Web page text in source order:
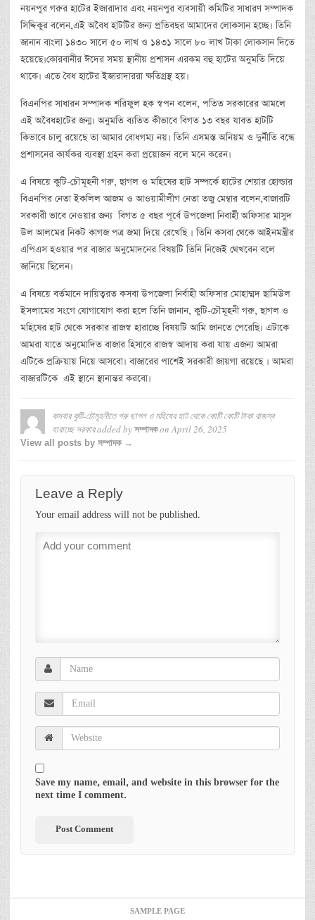
নয়নপুর গরুর হাটের ইজারাদার এবং নয়নপুর ব্যবসায়ী কমিটির সাধারণ সম্পাদক
সিদ্দিকুর বলেন,এই অবৈধ হাটটির জন্য প্রতিবছর আমাদের লোকসান হচ্ছে। তিনি
জানান বাংলা ১৪৩০ সালে ৫০ লাখ ও ১৪৩১ সালে ৮০ লাখ টাকা লোকসান দিতে
হয়েছে।কোরবানীর ঈদের সময় স্থানীয় প্রশাসন এরকম বহু হাটের অনুমতি দিয়ে
থাকে। এতে বৈধ হাটের ইজারাদাররা ক্ষতিগ্রস্থ হয়।
বিএনপির সাধারন সম্পাদক শরিফুল হক স্বপন বলেন, পতিত সরকারের আমলে
এই অবৈধহাটের জন্ম। অনুমতি ব্যতিত কীভাবে বিগত ১৩ বছর যাবত হাটটি
কিভাবে চালু রয়েছে তা আমার বোধগম্য নয়। তিনি এসমস্ত অনিয়ম ও দুর্নীতি বন্ধে
প্রশাসনের কার্যকর ব্যবস্থা গ্রহন করা প্রয়োজন বলে মনে করেন।
এ বিষয়ে কুটি-চৌমূহনী গরু, ছাগল ও মহিষের হাট সম্পর্কে হাটের শেয়ার হোল্ডার
বিএনপির নেতা ইকলিল আজম ও আওয়ামীলীগ নেতা তজু মেম্বার বলেন,বাজারটি
সরকারী ভাবে নেওয়ার জন্য বিগত ৫ বছর পূর্বে উপজেলা নিবার্হী অফিসার মাসুদ
উল আলমের নিকট কাগজ পত্র জমা দিয়ে রেখেছি । তিনি কসবা থেকে আইনমন্ত্রীর
এপিএস হওয়ার পর বাজার অনুমোদনের বিষয়টি তিনি নিজেই থেখবেন বলে
জানিয়ে ছিলেন।
এ বিষয়ে বর্তমানে দায়িত্বরত কসবা উপজেলা নির্বাহী অফিসার মোহাম্মদ ছামিউল
ইসলামের সংগে যোগাযোগ করা হলে তিনি জানান, কুটি-চৌমূহনী গরু, ছাগল ও
মহিষের হাট থেকে সরকার রাজস্ব হারাচ্ছে বিষয়টি আমি জানতে পেরেছি। এটাকে
আমরা যাতে অনুমোদিত বাজার হিসাবে রাজস্ব আদায় করা যায় এজন্য আমরা
এটিকে প্রক্রিয়ায় নিয়ে আসবো। বাজারের পাশেই সরকারী জায়গা রয়েছে । আমরা
বাজারটিকে এই স্থানে স্থানান্তর করবো।
কসবার কুটি-চৌমূহনীতে গরু ছাগল ও মহিষের হাট থেকে কোটি কোটি টাকা রাজস্ব
হারাচ্ছে সরকারadded by সম্পাদকonApril 26, 2025
View all posts by সম্পাদক →
Leave a Reply
Your email address will not be published.
Save my name, email, and website in this browser for the
next time I comment.
SAMPLE PAGE